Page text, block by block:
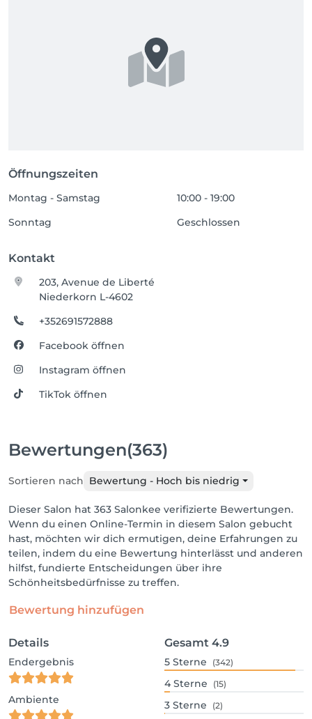
Öffnungszeiten
Montag - Samstag
10:00 - 19:00
Sonntag
Geschlossen
Kontakt
203, Avenue de Liberté
Niederkorn L-4602
+352691572888
Facebook öffnen
Instagram öffnen
TikTok öffnen
Bewertungen(363)
Sortieren nach Bewertung - Hoch bis niedrig
Dieser Salon hat 363 Salonkee verifizierte Bewertungen.
Wenn du einen Online-Termin in diesem Salon gebucht
hast, möchten wir dich ermutigen, deine Erfahrungen zu
teilen, indem du eine Bewertung hinterlässt und anderen
hilfst, fundierte Entscheidungen über ihre
Schönheitsbedürfnisse zu treffen.
Bewertung hinzufügen
Details
Endergebnis
Ambiente
Gesamt 4.9
5 Sterne (342)
4 Sterne (15)
3 Sterne (2)